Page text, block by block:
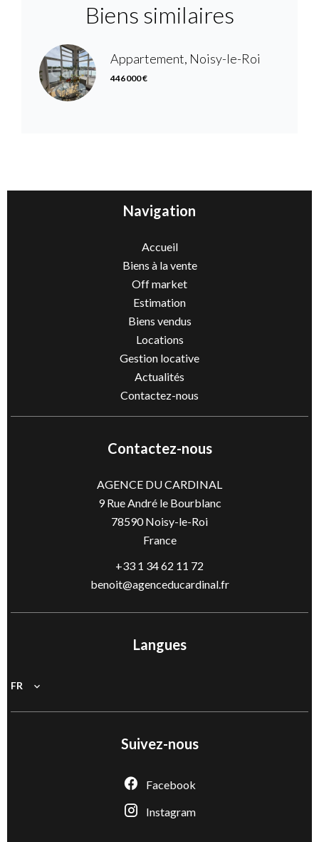
Biens similaires
Appartement, Noisy-le-Roi
446 000 €
Navigation
Accueil
Biens à la vente
Off market
Estimation
Biens vendus
Locations
Gestion locative
Actualités
Contactez-nous
Contactez-nous
AGENCE DU CARDINAL
9 Rue André le Bourblanc
78590Noisy-le-Roi
France
+33 1 34 62 11 72
benoit@agenceducardinal.fr
Langues
FR
Suivez-nous
Facebook
Instagram